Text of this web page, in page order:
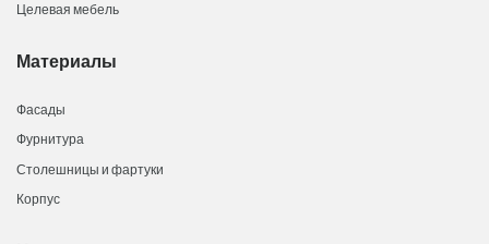
Целевая мебель
Материалы
Фасады
Фурнитура
Столешницы и фартуки
Корпус